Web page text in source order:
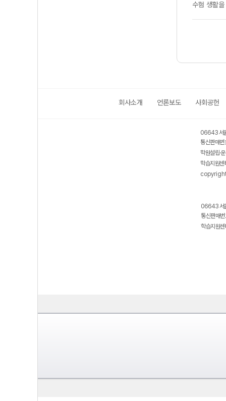
수험 생활
회사소개 언론보도 사회공헌
06643 서
통신판매
학원설립·
학습지원
06643 서
통신판매
학습지원